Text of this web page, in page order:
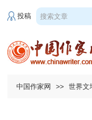
投稿
中国作家网 >> 世界文